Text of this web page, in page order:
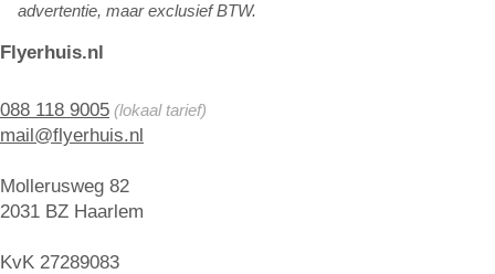
Flyerhuis.nl
088 118 9005 (lokaal tarief)
mail@flyerhuis.nl
Mollerusweg 82
2031 BZ Haarlem
KvK 27289083
advertentie, maar exclusief BTW.